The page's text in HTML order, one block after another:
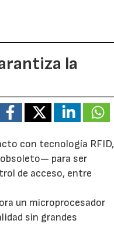
la
con tecnología RFID,
para ser
de acceso, entre
un microprocesador
sin grandes